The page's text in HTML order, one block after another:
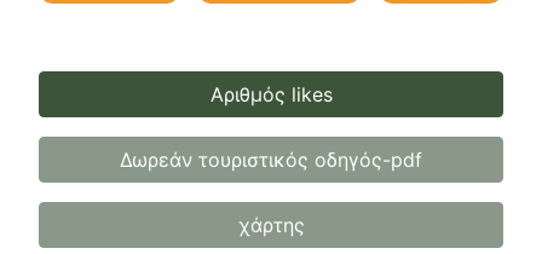
Αριθμός likes
Δωρεάν τουριστικός οδηγός-pdf
χάρτης